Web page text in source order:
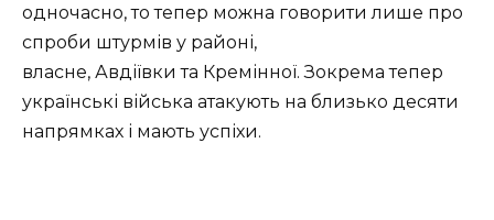
одночасно, то тепер можна говорити лише про
спроби штурмів у районі,
власне, Авдіївки та Кремінної. Зокрема тепер
українські війська атакують на близько десяти
напрямках і мають успіхи.